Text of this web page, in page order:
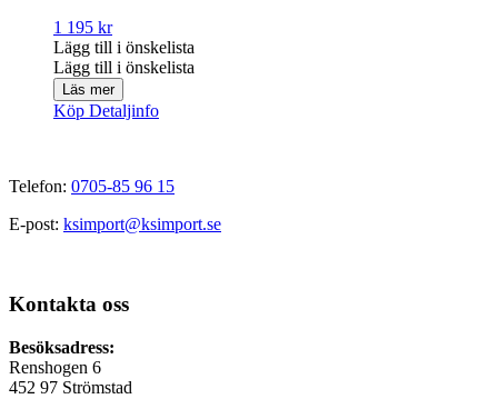
1 195 kr
Lägg till i önskelista
Lägg till i önskelista
Läs mer
Köp Detaljinfo
Telefon: 0705-85 96 15
E-post: ksimport@ksimport.se
Kontakta oss
Besöksadress:
Renshogen 6
452 97 Strömstad